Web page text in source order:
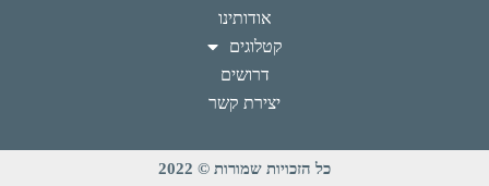
אודותינו
קטלוגים
דרושים
יצירת קשר
כל הזכויות שמורות © 2022